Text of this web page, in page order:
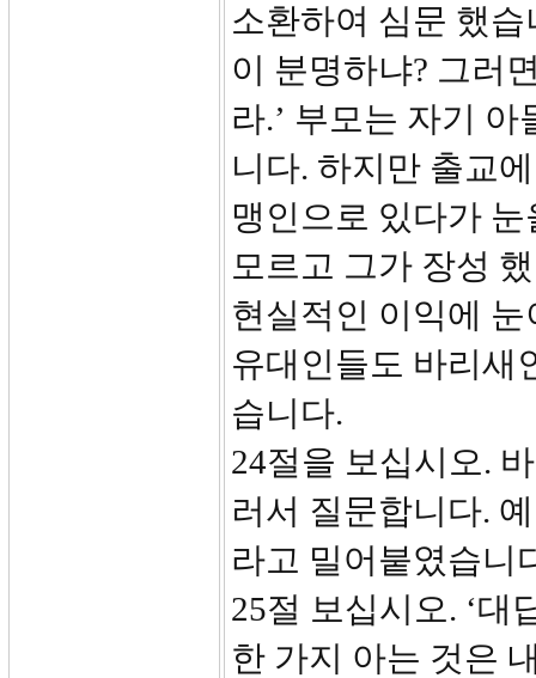
소환하여 심문 했
이 분명하냐? 그러
라.’ 부모는 자기
니다. 하지만 출교
맹인으로 있다가
모르고 그가 장성
현실적인 이익에
유대인들도 바리새
습니다.
24절을 보십시오.
러서 질문합니다.
라고 밀어붙였습니
25절 보십시오. ‘대
한 가지 아는 것은